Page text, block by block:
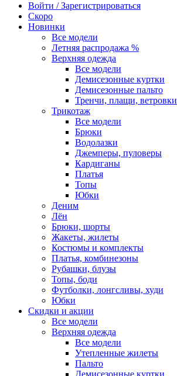
Войти / Зарегистрироваться
Скоро
Новинки
Все модели
Летняя распродажа %
Верхняя одежда
Все модели
Демисезонные куртки
Демисезонные пальто
Тренчи, плащи, ветровки
Трикотаж
Все модели
Брюки
Водолазки
Джемперы, пуловеры
Кардиганы
Платья
Топы
Юбки
Деним
Лён
Брюки, шорты
Жакеты, жилеты
Костюмы и комплекты
Платья, комбинезоны
Рубашки, блузы
Топы, боди
Футболки, лонгсливы, худи
Юбки
Скидки и акции
Все модели
Верхняя одежда
Все модели
Утепленные жилеты
Пальто
Демисезонные куртки